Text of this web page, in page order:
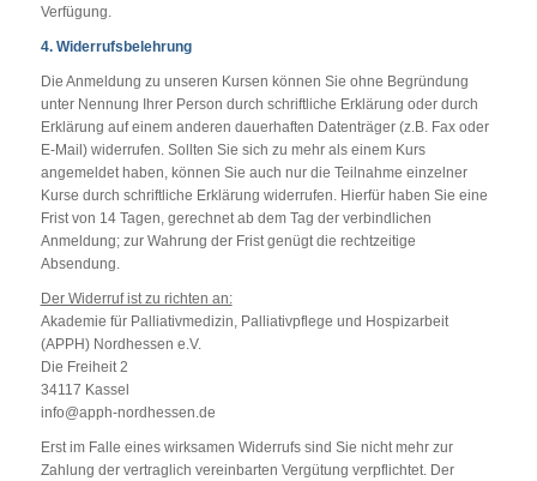
Verfügung.
4. Widerrufsbelehrung
Die Anmeldung zu unseren Kursen können Sie ohne Begründung
unter Nennung Ihrer Person durch schriftliche Erklärung oder durch
Erklärung auf einem anderen dauerhaften Datenträger (z.B. Fax oder
E-Mail) widerrufen. Sollten Sie sich zu mehr als einem Kurs
angemeldet haben, können Sie auch nur die Teilnahme einzelner
Kurse durch schriftliche Erklärung widerrufen. Hierfür haben Sie eine
Frist von 14 Tagen, gerechnet ab dem Tag der verbindlichen
Anmeldung; zur Wahrung der Frist genügt die rechtzeitige
Absendung.
Der Widerruf ist zu richten an:
Akademie für Palliativmedizin, Palliativpflege und Hospizarbeit
(APPH) Nordhessen e.V.
Die Freiheit 2
34117 Kassel
info@apph-nordhessen.de
Erst im Falle eines wirksamen Widerrufs sind Sie nicht mehr zur
Zahlung der vertraglich vereinbarten Vergütung verpflichtet. Der